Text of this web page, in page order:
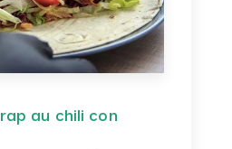
au chili con